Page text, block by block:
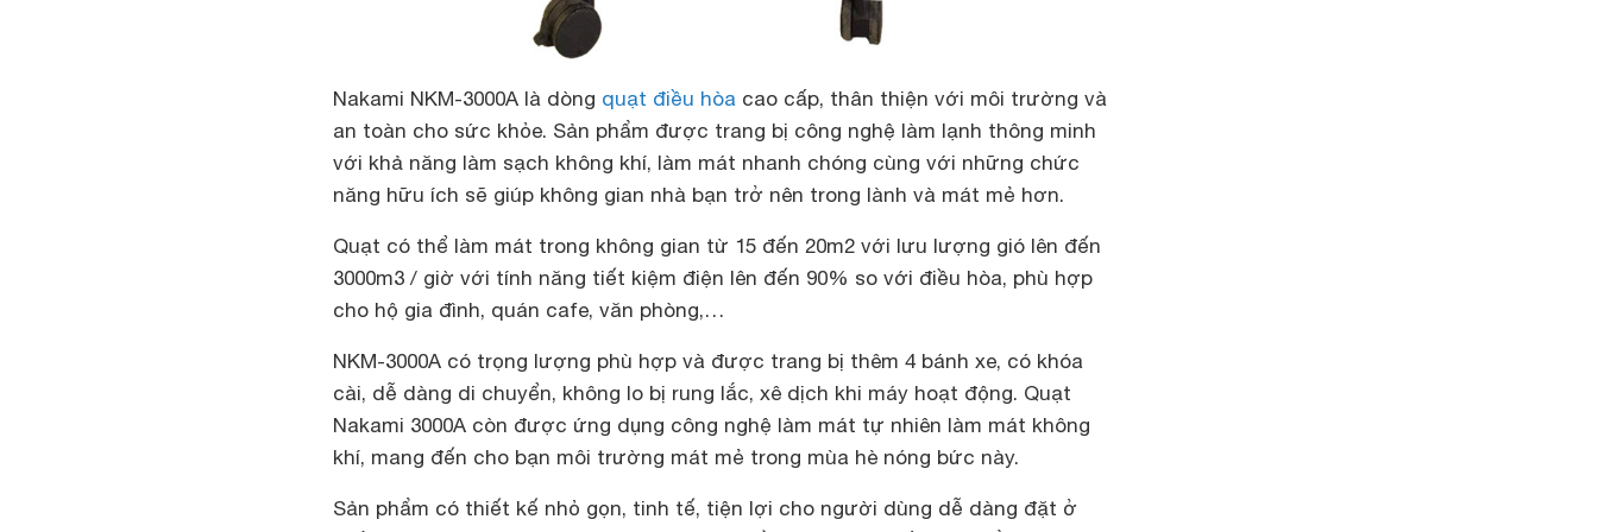
Nakami NKM-3000A là dòng quạt điều hòa cao cấp, thân thiện với môi trường và
an toàn cho sức khỏe. Sản phẩm được trang bị công nghệ làm lạnh thông minh
với khả năng làm sạch không khí, làm mát nhanh chóng cùng với những chức
năng hữu ích sẽ giúp không gian nhà bạn trở nên trong lành và mát mẻ hơn.
Quạt có thể làm mát trong không gian từ 15 đến 20m2 với lưu lượng gió lên đến
3000m3 / giờ với tính năng tiết kiệm điện lên đến 90% so với điều hòa, phù hợp
cho hộ gia đình, quán cafe, văn phòng,…
NKM-3000A có trọng lượng phù hợp và được trang bị thêm 4 bánh xe, có khóa
cài, dễ dàng di chuyển, không lo bị rung lắc, xê dịch khi máy hoạt động. Quạt
Nakami 3000A còn được ứng dụng công nghệ làm mát tự nhiên làm mát không
khí, mang đến cho bạn môi trường mát mẻ trong mùa hè nóng bức này.
Sản phẩm có thiết kế nhỏ gọn, tinh tế, tiện lợi cho người dùng dễ dàng đặt ở